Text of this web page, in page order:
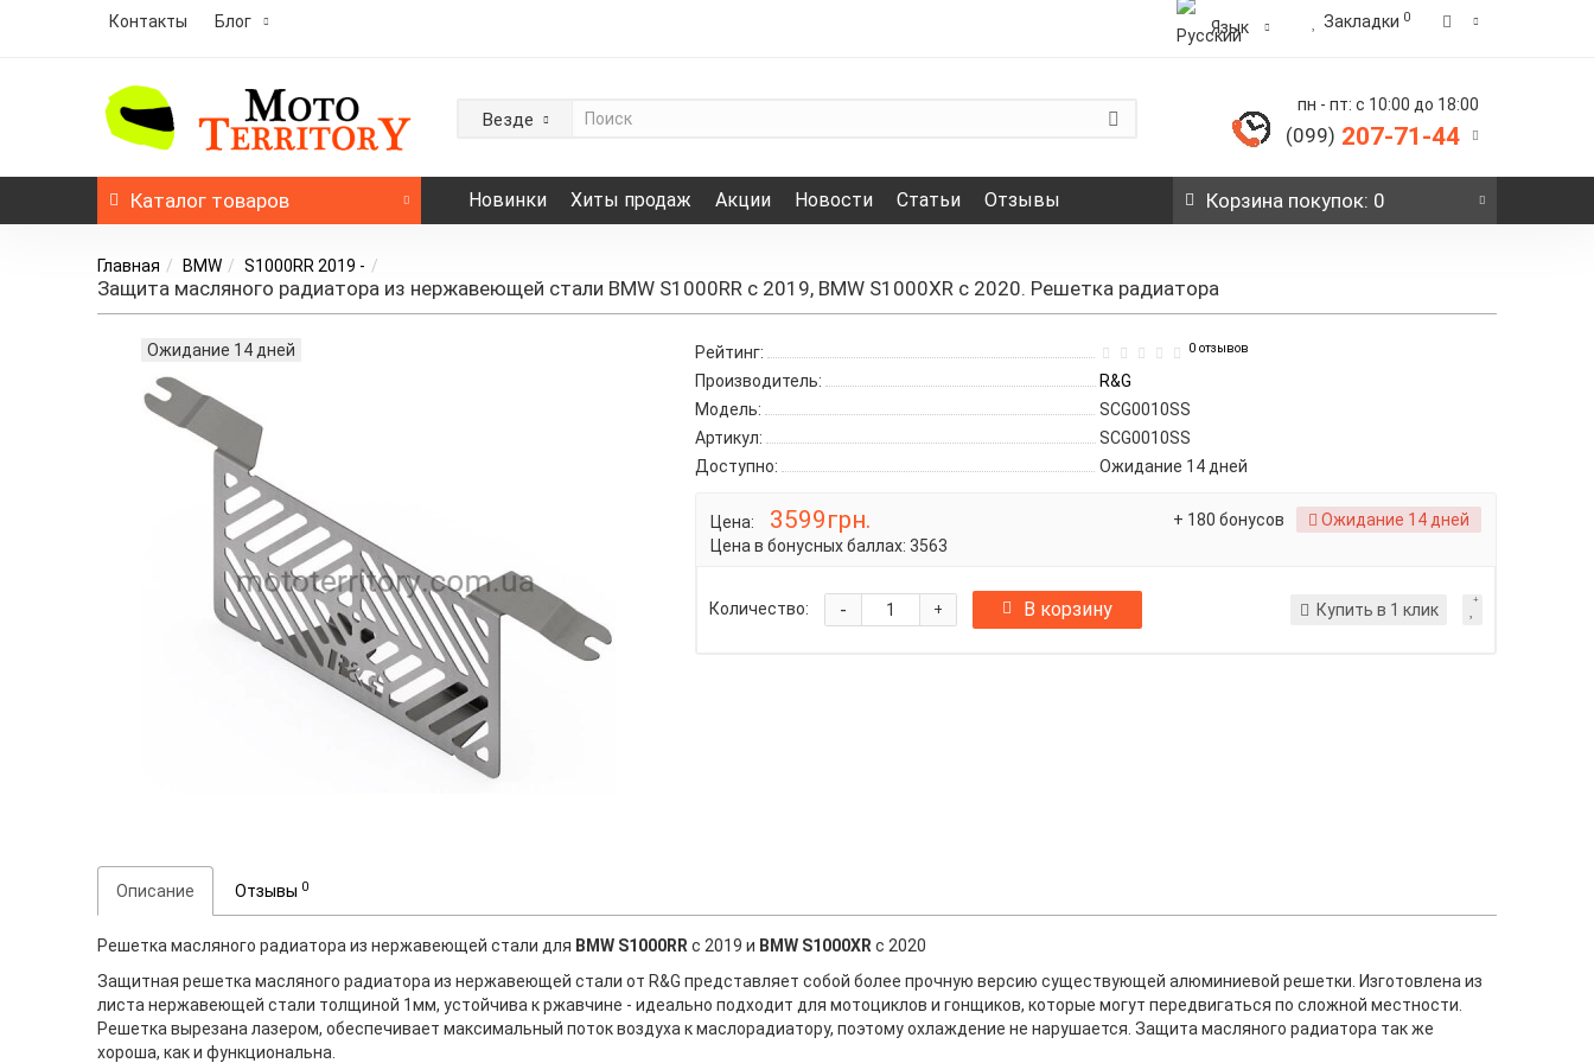
Контакты Блог Язык Закладки 0
Везде
пн - пт: с 10:00 до 18:00
(099) 207-71-44
Каталог товаров Новинки Хиты продаж Акции Новости Статьи Отзывы Корзина покупок: 0
Главная BMW S1000RR 2019 -
Защита масляного радиатора из нержавеющей стали BMW S1000RR с 2019, BMW S1000XR с 2020. Решетка радиатора
Ожидание 14 дней Рейтинг: 0 отзывов
Производитель:
R&G
Модель:
SCG0010SS
Артикул:
SCG0010SS
Доступно:
Ожидание 14 дней
Цена: 3599грн.
Цена в бонусных баллах:3563
+ 180 бонусов Ожидание 14 дней
Количество: +
- В корзину Купить в 1 клик
Описание Отзывы 0
Решетка масляного радиатора из нержавеющей стали для BMW S1000RR с 2019 и BMW S1000XR с 2020
Защитная решетка масляного радиатора из нержавеющей стали от R&G представляет собой более прочную версию существующей алюминиевой решетки. Изготовлена из
листа нержавеющей стали толщиной 1мм, устойчива к ржавчине - идеально подходит для мотоциклов и гонщиков, которые могут передвигаться по сложной местности.
Решетка вырезана лазером, обеспечивает максимальный поток воздуха к маслорадиатору, поэтому охлаждение не нарушается. Защита масляного радиатора так же
хороша, как и функциональна.